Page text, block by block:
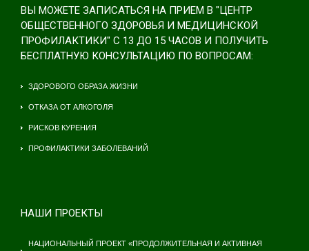
ВЫ МОЖЕТЕ ЗАПИСАТЬСЯ НА ПРИЕМ В "ЦЕНТР
ОБЩЕСТВЕННОГО ЗДОРОВЬЯ И МЕДИЦИНСКОЙ
ПРОФИЛАКТИКИ" С 13 ДО 15 ЧАСОВ И ПОЛУЧИТЬ
БЕСПЛАТНУЮ КОНСУЛЬТАЦИЮ ПО ВОПРОСАМ:
ЗДОРОВОГО ОБРАЗА ЖИЗНИ
ОТКАЗА ОТ АЛКОГОЛЯ
РИСКОВ КУРЕНИЯ
ПРОФИЛАКТИКИ ЗАБОЛЕВАНИЙ
НАШИ ПРОЕКТЫ
НАЦИОНАЛЬНЫЙ ПРОЕКТ «ПРОДОЛЖИТЕЛЬНАЯ И АКТИВНАЯ